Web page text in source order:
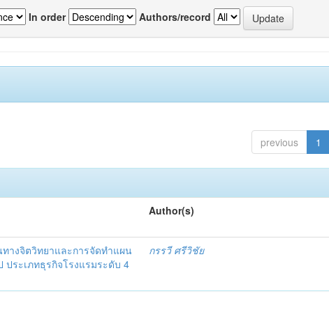
In order Authors/record
previous 1
Author(s)
างจิตวิทยาและการจัดทำแผน
ระเภทธุรกิจโรงแรมระดับ 4
กรรวี ศรีวิชัย